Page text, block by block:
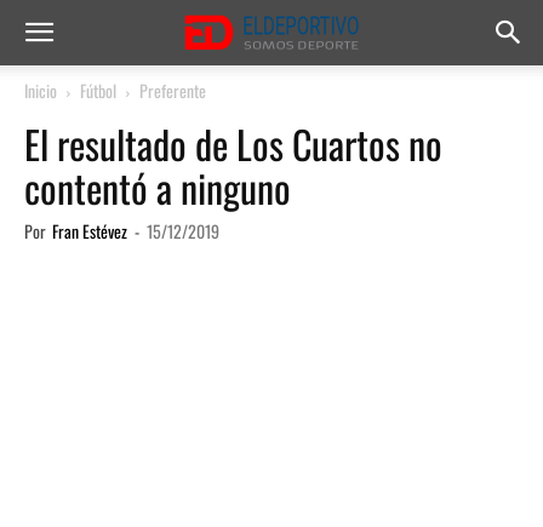
Inicio Fútbol Preferente
El resultado de Los Cuartos no
contentó a ninguno
Por Fran Estévez - 15/12/2019